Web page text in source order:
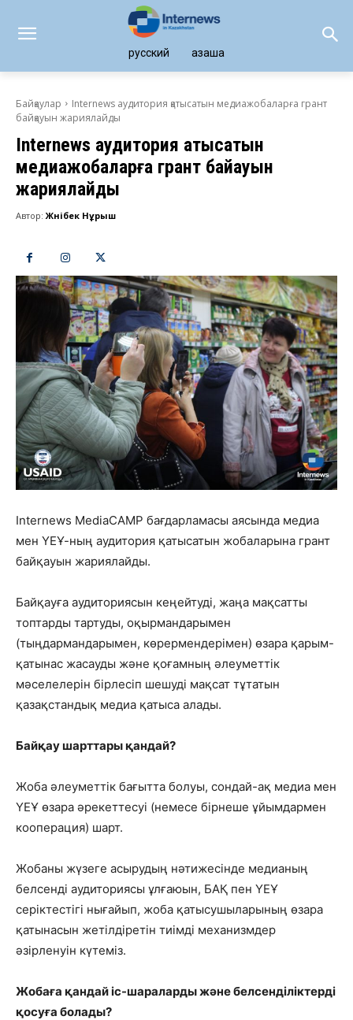
русский қазақша
Байқаулар
Internews аудитория қатысатын медиажобаларға грант
байқауын жариялайды
Internews аудитория қатысатын
медиажобаларға грант байқауын
жариялайды
Автор: Жәнібек Нұрыш
Internews MediaCAMP бағдарламасы аясында медиа
мен ҮЕҰ-ның аудитория қатысатын жобаларына грант
байқауын жариялайды.
Байқауға аудиториясын кеңейтуді, жаңа мақсатты
топтарды тартуды, оқырмандарымен
(тыңдармандарымен, көрермендерімен) өзара қарым-
қатынас жасауды және қоғамның әлеуметтік
мәселелерін бірлесіп шешуді мақсат тұтатын
қазақстандық медиа қатыса алады.
Байқау шарттары қандай?
Жоба әлеуметтік бағытта болуы, сондай-ақ медиа мен
ҮЕҰ өзара әрекеттесуі (немесе бірнеше ұйымдармен
кооперация) шарт.
Жобаны жүзеге асырудың нәтижесінде медианың
белсенді аудиториясы ұлғаюын, БАҚ пен ҮЕҰ
серіктестігі нығайып, жоба қатысушыларының өзара
қатынасын жетілдіретін тиімді механизмдер
әзірленуін күтеміз.
Жобаға қандай іс-шараларды және белсенділіктерді
қосуға болады?